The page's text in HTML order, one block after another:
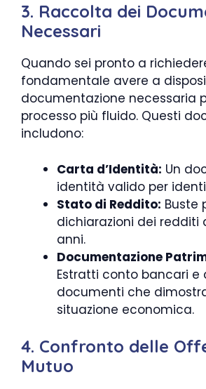
3. Raccolta dei
Necessari
Quando sei pronto a
fondamentale avere a
documentazione necessaria
processo più fluido. Questi
includono:
Carta d’Identità: Un
identità valido per
Stato di Reddito: Buste
dichiarazioni dei redditi
anni.
Documentazione
Estratti conto bancari e
documenti che
situazione economica.
4. Confronto delle
Mutuo